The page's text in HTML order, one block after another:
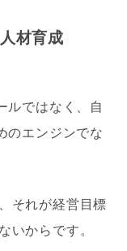
材育成
ルではなく、自
のエンジンでな
それが経営目標
いからです。